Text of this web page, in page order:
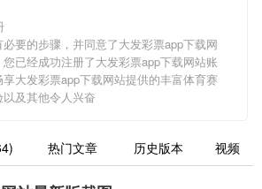
要的步骤，并同意了大发彩票app下载网
已经成功注册了大发彩票app下载网站账
享大发彩票app下载网站提供的丰富体育赛
及其他令人兴奋
热门文章 历史版本 视频